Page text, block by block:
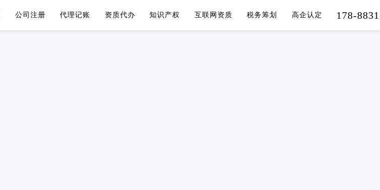
公司注册 代理记账 资质代办 知识产权 互联网资质 税务筹划 高企认定 178-